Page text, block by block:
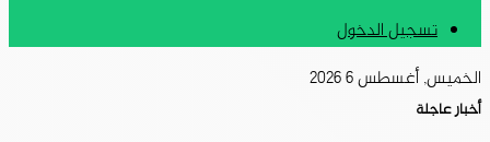
تسجيل الدخول
الخميس, أغسطس 6 2026
أخبار عاجلة